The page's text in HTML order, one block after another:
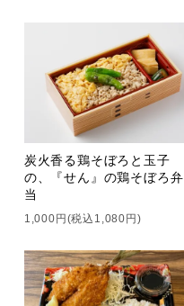
炭火香る鶏そぼろと玉子
の、『せん』の鶏そぼろ弁
当
1,000円(税込1,080円)